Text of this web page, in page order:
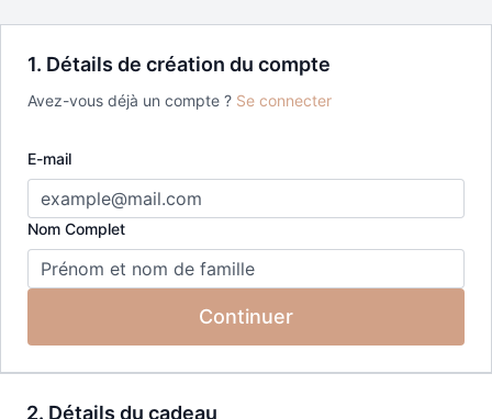
1. Détails de création du compte
Avez-vous déjà un compte ? Se connecter
E-mail
Nom Complet
Continuer
2. Détails du cadeau